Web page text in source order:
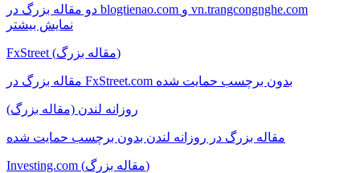
دو مقاله بزرگ در blogtienao.com و vn.trangcongnghe.com
نمایش بیشتر
FxStreet (مقاله بزرگ)
مقاله بزرگ در FxStreet.com بدون برچسب حمایت شده
روزانه لندن (مقاله بزرگ)
مقاله بزرگ در روزانه لندن بدون برچسب حمایت شده
Investing.com (مقاله بزرگ)